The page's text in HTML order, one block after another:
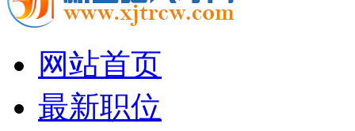
网站首页
最新职位